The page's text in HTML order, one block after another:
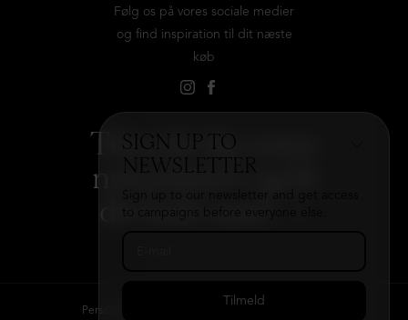
SIGN UP TO
Følg os på vores sociale medier
og find inspiration til dit næste
køb
Tilmeld dig vores
nyhedsbrev og få
Persondatapolitik